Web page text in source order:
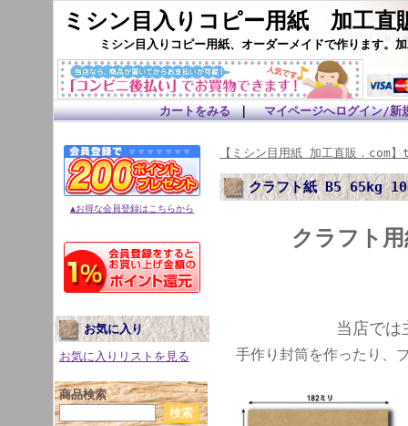
ミシン目入りコピー用紙 加工直
ミシン目入りコピー用紙、オーダーメイドで作ります。
カートをみる｜ マイページへログイン/新
▲お得な会員登録はこちらから
お気に入り
お気に入りリストを見る
商品検索
【ミシン目用紙 加工直販．com
クラフト紙 B5 65kg
クラフト
当店では
手作り封筒を作ったり、